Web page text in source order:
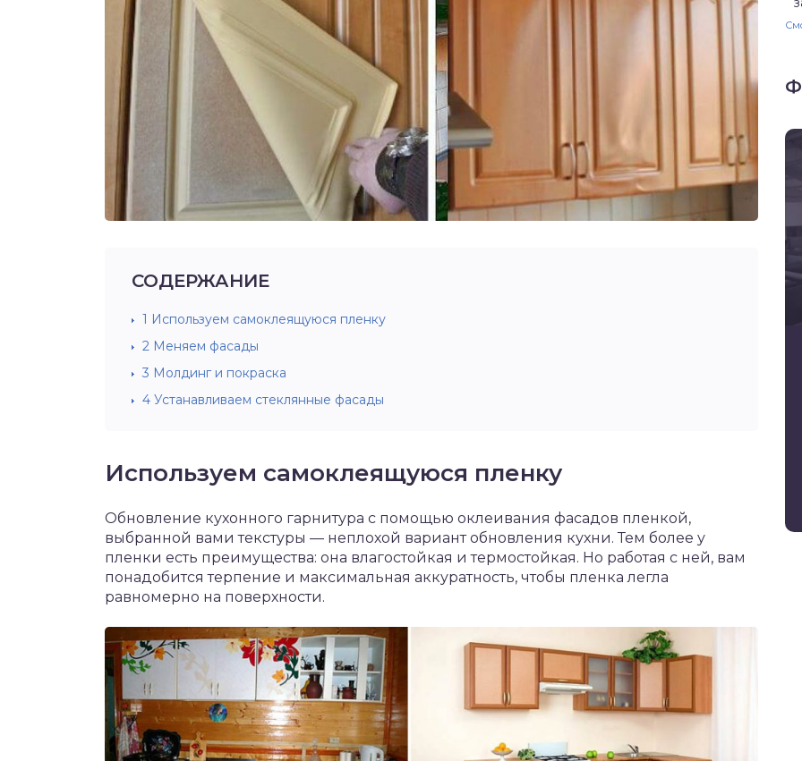
СОДЕРЖАНИЕ
1 Используем самоклеящуюся пленку
2 Меняем фасады
3 Молдинг и покраска
4 Устанавливаем стеклянные фасады
Используем самоклеящуюся пленку
Обновление кухонного гарнитура с помощью оклеивания фасадов пленкой,
выбранной вами текстуры — неплохой вариант обновления кухни. Тем более у
пленки есть преимущества: она влагостойкая и термостойкая. Но работая с ней, вам
понадобится терпение и максимальная аккуратность, чтобы пленка легла
равномерно на поверхности.